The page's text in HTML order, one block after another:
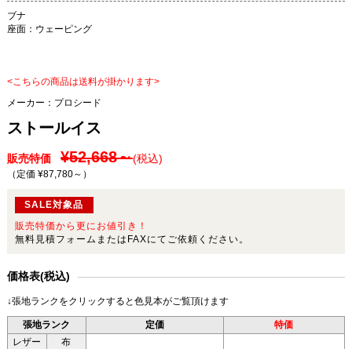
ブナ
座面：ウェーピング
<こちらの商品は送料が掛かります>
メーカー： プロシード
ストールイス
販売特価 ¥52,668～(税込)
（定価 ¥87,780～ ）
SALE対象品
販売特価から更にお値引き！
無料見積フォームまたはFAXにてご依頼ください。
価格表(税込)
↓張地ランクをクリックすると色見本がご覧頂けます
張地ランク 定価
特価
レザー
布